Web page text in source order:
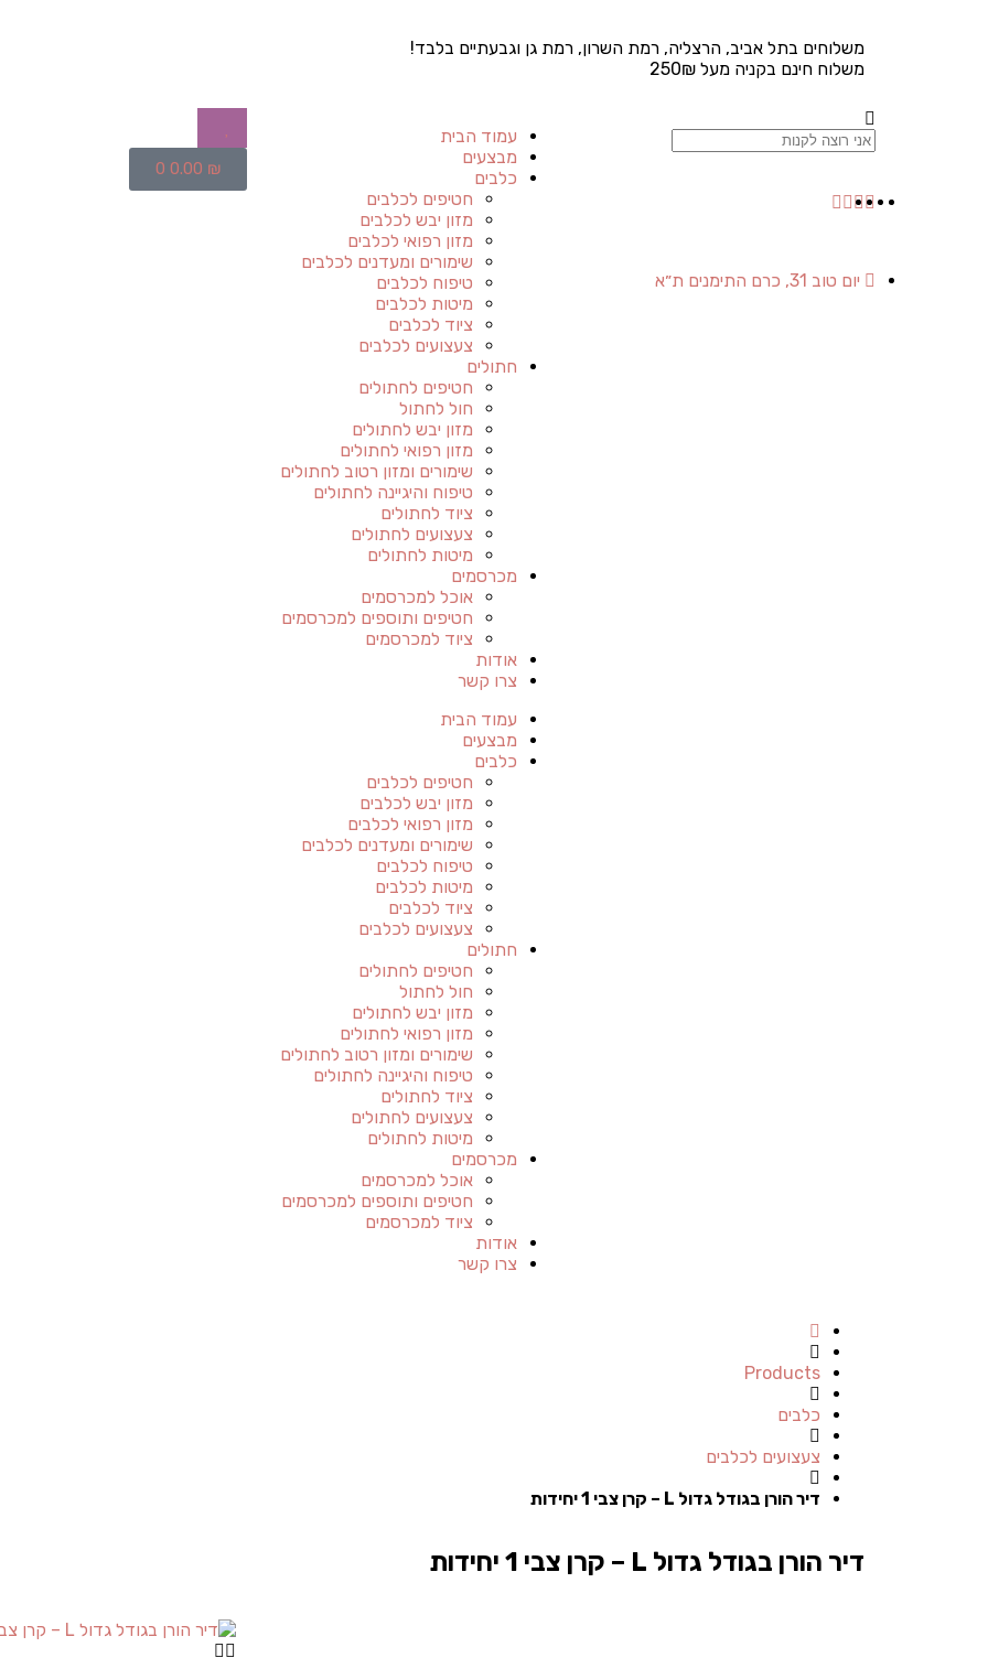
משלוחים בתל אביב, הרצליה, רמת השרון, רמת גן וגבעתיים בלבד!
משלוח חינם בקניה מעל 250₪
יום טוב 31, כרם התימנים ת״א
עמוד הבית
מבצעים
כלבים
חטיפים לכלבים
מזון יבש לכלבים
מזון רפואי לכלבים
שימורים ומעדנים לכלבים
טיפוח לכלבים
מיטות לכלבים
ציוד לכלבים
צעצועים לכלבים
חתולים
חטיפים לחתולים
חול לחתול
מזון יבש לחתולים
מזון רפואי לחתולים
שימורים ומזון רטוב לחתולים
טיפוח והיגיינה לחתולים
ציוד לחתולים
צעצועים לחתולים
מיטות לחתולים
מכרסמים
אוכל למכרסמים
חטיפים ותוספים למכרסמים
ציוד למכרסמים
אודות
צרו קשר
עמוד הבית
מבצעים
כלבים
חטיפים לכלבים
מזון יבש לכלבים
מזון רפואי לכלבים
שימורים ומעדנים לכלבים
טיפוח לכלבים
מיטות לכלבים
ציוד לכלבים
צעצועים לכלבים
חתולים
חטיפים לחתולים
חול לחתול
מזון יבש לחתולים
מזון רפואי לחתולים
שימורים ומזון רטוב לחתולים
טיפוח והיגיינה לחתולים
ציוד לחתולים
צעצועים לחתולים
מיטות לחתולים
מכרסמים
אוכל למכרסמים
חטיפים ותוספים למכרסמים
ציוד למכרסמים
אודות
צרו קשר
0.00 ₪
0
Products
כלבים
צעצועים לכלבים
דיר הורן בגודל גדול L – קרן צבי 1 יחידות
דיר הורן בגודל גדול L – קרן צבי 1 יחידות